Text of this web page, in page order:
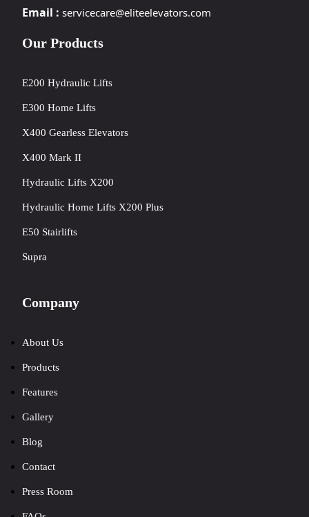
Email : servicecare@eliteelevators.com
Our Products
E200 Hydraulic Lifts
E300 Home Lifts
X400 Gearless Elevators
X400 Mark II
Hydraulic Lifts X200
Hydraulic Home Lifts X200 Plus
E50 Stairlifts
Supra
Company
About Us
Products
Features
Gallery
Blog
Contact
Press Room